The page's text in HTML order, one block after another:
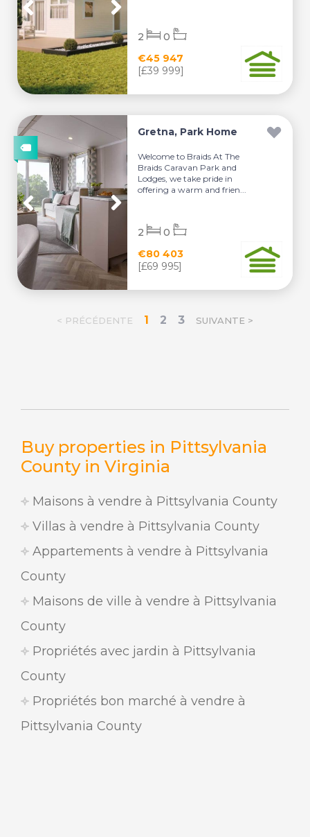
Buy properties in Pittsylvania
County in Virginia
Maisons à vendre à Pittsylvania County
Villas à vendre à Pittsylvania County
Appartements à vendre à Pittsylvania
County
Maisons de ville à vendre à Pittsylvania
County
Propriétés avec jardin à Pittsylvania
County
Propriétés bon marché à vendre à
Pittsylvania County
€45 947
[£39 999]
2 0
Gretna, Park Home
Welcome to Braids At The
Braids Caravan Park and
Lodges, we take pride in
offering a warm and frien...
€80 403
[£69 995]
2 0
< PRÉCÉDENTE 1 2 3 SUIVANTE >